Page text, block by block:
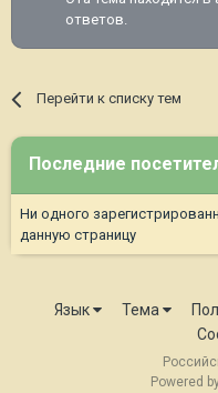
ответов.
Перейти к списку тем
Последние
Ни одного
данную страницу
Язык Тема
Powered